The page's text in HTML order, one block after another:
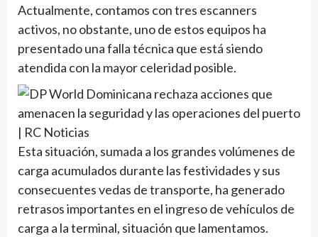
Actualmente, contamos con tres escanners
activos, no obstante, uno de estos equipos ha
presentado una falla técnica que está siendo
atendida con la mayor celeridad posible.
Esta situación, sumada a los grandes volúmenes de
carga acumulados durante las festividades y sus
consecuentes vedas de transporte, ha generado
retrasos importantes en el ingreso de vehículos de
carga a la terminal, situación que lamentamos.